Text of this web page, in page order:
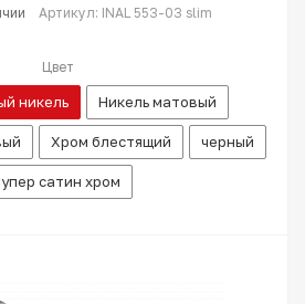
Артикул: INAL 553-03 slim
Цвет
никель Никель матовый
Хром блестящий черный
сатин хром